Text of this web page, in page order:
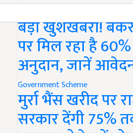
बड़ी खुशखबरी!
पर मिल रहा है
अनुदान, जानें आवेदन
Government Scheme
मुर्रा भैंस खरीद पर
सरकार देंगी 75%